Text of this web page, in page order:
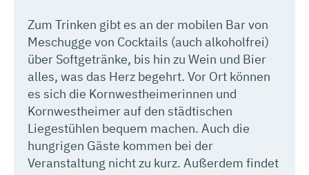
Zum Trinken gibt es an der mobilen Bar von
Meschugge von Cocktails (auch alkoholfrei)
über Softgetränke, bis hin zu Wein und Bier
alles, was das Herz begehrt. Vor Ort können
es sich die Kornwestheimerinnen und
Kornwestheimer auf den städtischen
Liegestühlen bequem machen. Auch die
hungrigen Gäste kommen bei der
Veranstaltung nicht zu kurz. Außerdem findet